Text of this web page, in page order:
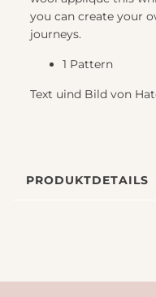
you can create your
journeys.
1 Pattern
Text uind Bild von
PRODUKTDETAILS